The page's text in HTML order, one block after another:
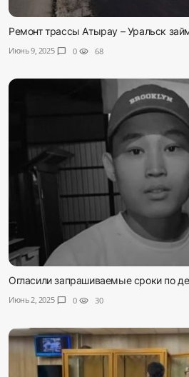
Ремонт трассы Атырау – Уральск
Июнь 9, 2025 chat_bubble 0 visibility 68
Огласили запрашиваемые сроки по
Июнь 2, 2025 chat_bubble 0 visibility 30